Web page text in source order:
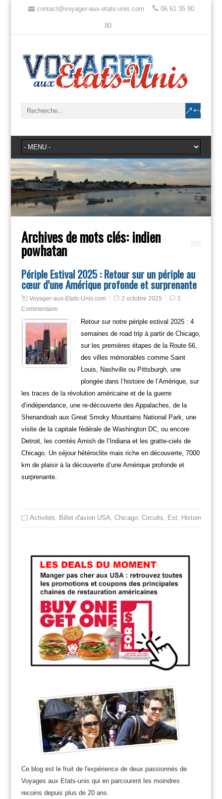
contact@voyager-aux-etats-unis.com 06 61 35 90
80
Archives de mots clés: indien
powhatan
Périple Estival 2025 : Retour sur un périple au
cœur d’une Amérique profonde et surprenante
Voyager-aux-Etats-Unis.com 2 octobre 2025
1
Commentaire
Retour sur notre périple estival 2025 : 4
semaines de road trip à partir de Chicago,
sur les premières étapes de la Route 66,
des villes mémorables comme Saint
Louis, Nashville ou Pittsburgh, une
plongée dans l’histoire de l’Amérique, sur
les traces de la révolution américaine et de la guerre
d’indépendance, une re-découverte des Appalaches, de la
Shenandoah aux Great Smoky Mountains National Park, une
visite de la capitale fédérale de Washington DC, ou encore
Detroit, les comtés Amish de l’Indiana et les gratte-ciels de
Chicago. Un séjour hétéroclite mais riche en découverte, 7000
km de plaisir à la découverte d’une Amérique profonde et
surprenante.
Activités Billet d'avion USA Chicago, Circuits Est, Histoire des
Ce blog est le fruit de l'expérience de deux passionnés de
Voyages aux Etats-unis qui en parcourent les moindres
recoins depuis plus de 20 ans.